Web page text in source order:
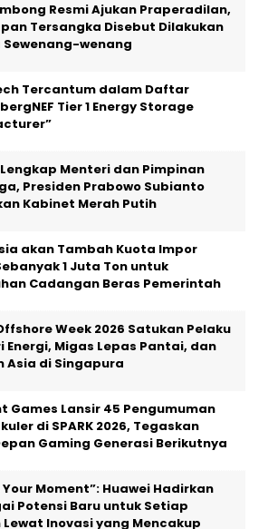
Resmi Ajukan Praperadilan,
Tersangka Disebut Dilakukan
Sewenang-wenang
Tercantum dalam Daftar
Tier 1 Energy Storage
Menteri dan Pimpinan
Presiden Prabowo Subianto
Kabinet Merah Putih
akan Tambah Kuota Impor
1 Juta Ton untuk
Cadangan Beras Pemerintah
Week 2026 Satukan Pelaku
Energi, Migas Lepas Pantai, dan
Asia di Singapura
Games Lansir 45 Pengumuman
di SPARK 2026, Tegaskan
Gaming Generasi Berikutnya
Your Moment”: Huawei Hadirkan
Potensi Baru untuk Setiap
Lewat Inovasi yang Mencakup